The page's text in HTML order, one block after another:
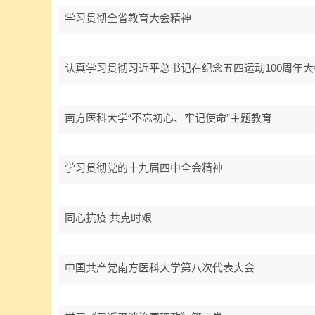
学习贯彻全省教育大会精神
认真学习贯彻习近平总书记在纪念五四运动100周年
南方医科大学“不忘初心、牢记使命”主题教育
学习贯彻党的十九届四中全会精神
同心抗疫 共克时艰
中国共产党南方医科大学第八次代表大会